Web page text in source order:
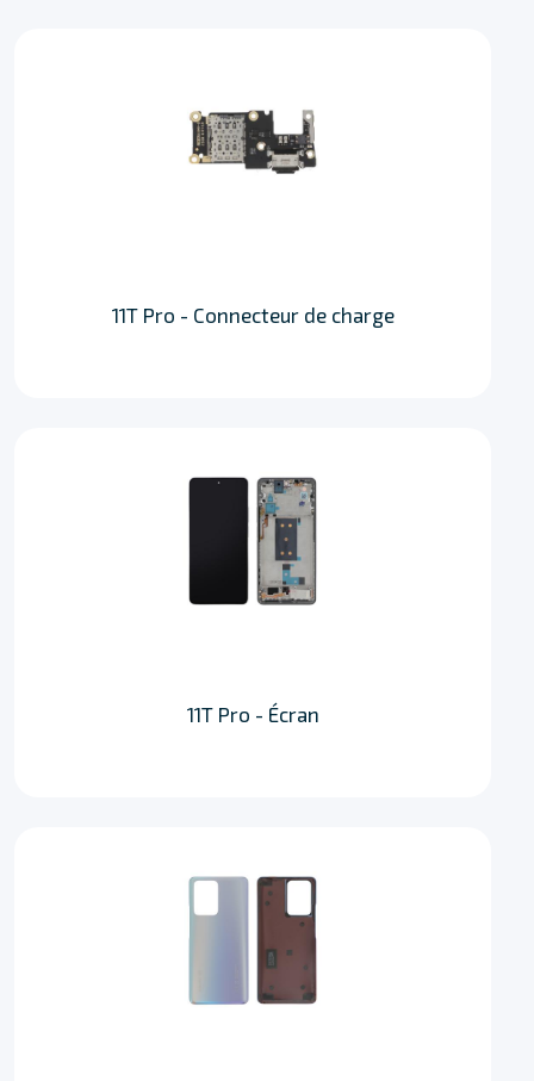
11T Pro - Connecteur de charge
11T Pro - Écran